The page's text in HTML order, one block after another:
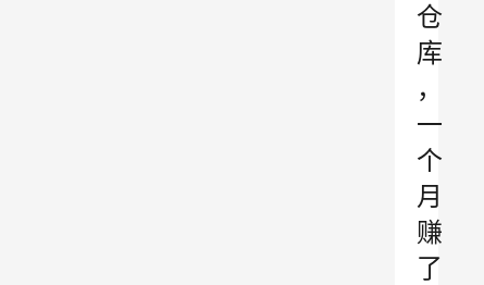
仓
库
，
一
个
月
赚
了